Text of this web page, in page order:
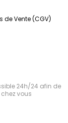
de Vente (CGV)
24h/24 afin de
vous